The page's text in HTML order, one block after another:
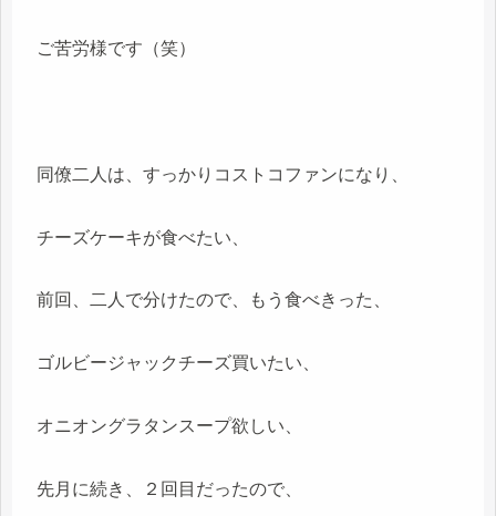
ご苦労様です（笑）
同僚二人は、すっかりコストコファンになり、
チーズケーキが食べたい、
前回、二人で分けたので、もう食べきった、
ゴルビージャックチーズ買いたい、
オニオングラタンスープ欲しい、
先月に続き、２回目だったので、